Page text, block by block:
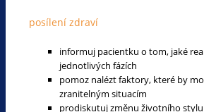
posílení zdraví
informuj pacientku o tom, jaké
jednotlivých fázích
pomoz nalézt faktory, které by
zranitelným situacím
prodiskutuj změnu životního stylu